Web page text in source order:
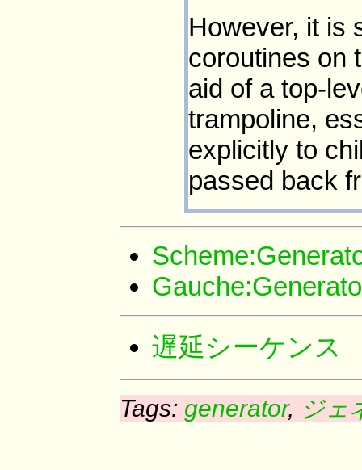
However, it is
coroutines on
aid of a top-
trampoline,
explicitly to
passed back
遅延シーケンス
Tags: generator, ジェ